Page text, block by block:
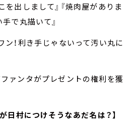
出しまして』『焼肉屋がありま
で丸描いて』
ン！利き手じゃないって汚い丸に
ァンタがプレゼントの権利を獲
日村につけそうなあだ名は？】